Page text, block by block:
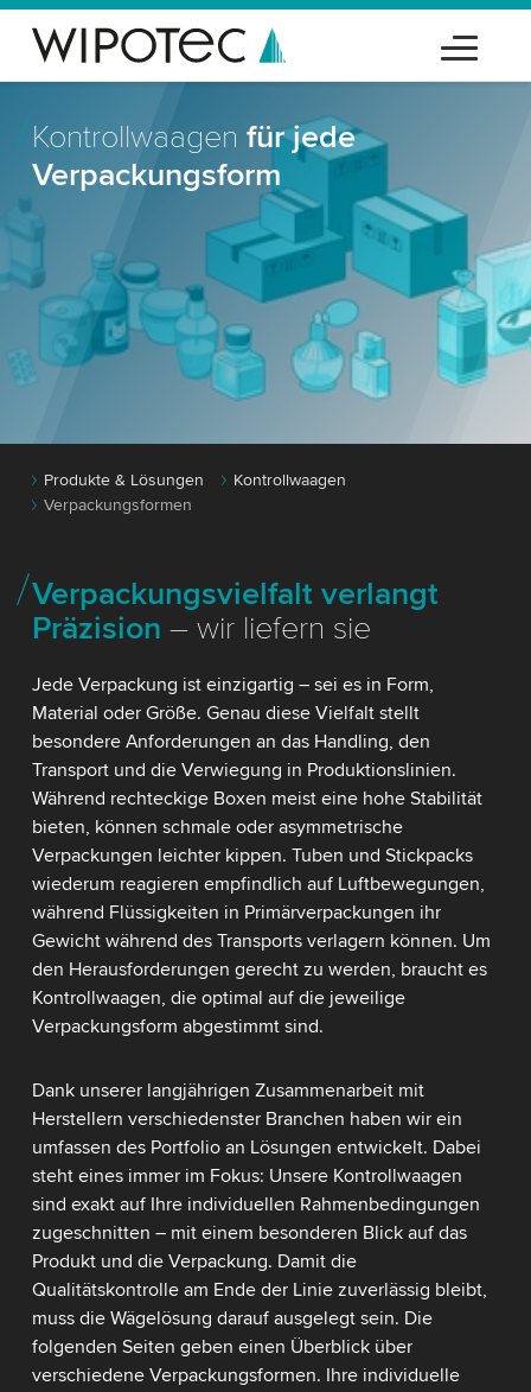
Kontrollwaagen für jede
Verpackungsform
Produkte & Lösungen
Kontrollwaagen
Verpackungsformen
Verpackungsvielfalt verlangt
Präzision – wir liefern sie
Jede Verpackung ist einzigartig – sei es in Form,
Material oder Größe. Genau diese Vielfalt stellt
besondere Anforderungen an das Handling, den
Transport und die Verwiegung in Produktionslinien.
Während rechteckige Boxen meist eine hohe Stabilität
bieten, können schmale oder asymmetrische
Verpackungen leichter kippen. Tuben und Stickpacks
wiederum reagieren empfindlich auf Luftbewegungen,
während Flüssigkeiten in Primärverpackungen ihr
Gewicht während des Transports verlagern können. Um
den Herausforderungen gerecht zu werden, braucht es
Kontrollwaagen, die optimal auf die jeweilige
Verpackungsform abgestimmt sind.
Dank unserer langjährigen Zusammenarbeit mit
Herstellern verschiedenster Branchen haben wir ein
umfassen des Portfolio an Lösungen entwickelt. Dabei
steht eines immer im Fokus: Unsere Kontrollwaagen
sind exakt auf Ihre individuellen Rahmenbedingungen
zugeschnitten – mit einem besonderen Blick auf das
Produkt und die Verpackung. Damit die
Qualitätskontrolle am Ende der Linie zuverlässig bleibt,
muss die Wägelösung darauf ausgelegt sein. Die
folgenden Seiten geben einen Überblick über
verschiedene Verpackungsformen. Ihre individuelle